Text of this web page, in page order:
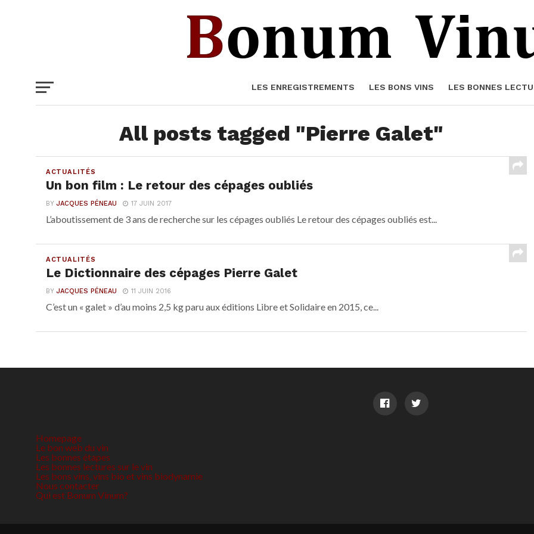
LES ENREGISTREMENTS LES BONS VINS LES BONNES
All posts tagged "Pierre Galet"
ACTUALITÉS
Un bon film : Le retour des cépages oubliés
BY JACQUES PÉNEAU 17 JUIN 2017
L’aboutissement de 3 ans de recherche sur les cépages oubliés Le retour des cépages oubliés est...
ACTUALITÉS
Le Dictionnaire des cépages Pierre Galet
BY JACQUES PÉNEAU 11 JUIN 2016
C’est un « galet » d’au moins 2,5 kg paru aux éditions Libre et Solidaire en 2015, ce...
Homepage
Le bon web du vin
Les bonnes étapes
Les bonnes lectures sur le vin
Les bons vins, vins bio et vins biodynamie
Nous contacter
Qui est Bonum Vinum?